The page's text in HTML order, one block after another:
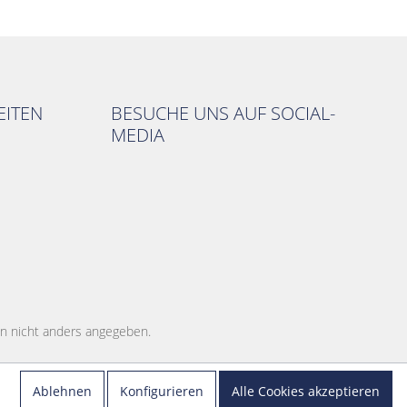
BESUCHE UNS AUF SOCIAL-
MEDIA
nicht anders angegeben.
Ablehnen Konfigurieren Alle Cookies akzeptieren